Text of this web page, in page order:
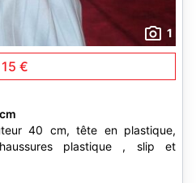
1
15 €
40 cm, tête en plastique,
plastique , slip et